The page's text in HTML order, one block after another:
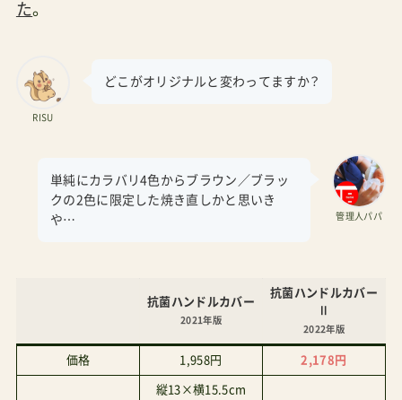
た。
RISU
どこがオリジナルと変わってますか？
管理人パパ
単純にカラバリ4色からブラウン／ブラッ
クの2色に限定した焼き直しかと思いき
や…
抗菌ハンドルカバー
2021年版
抗菌ハンドルカバー
Ⅱ
2022年版
価格 1,958円 2,178円
縦13×横15.5cm